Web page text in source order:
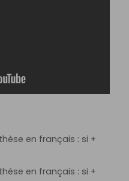
en français : si +
en français : si +